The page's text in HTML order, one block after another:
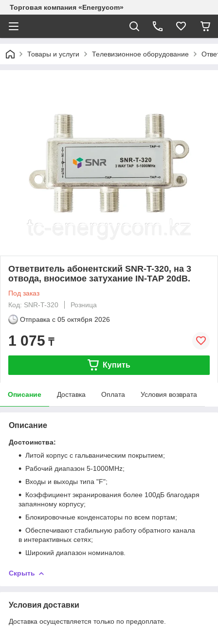
Торговая компания «Energycom»
Товары и услуги Телевизионное оборудование
Ответвитель абонентский SNR-T-320, на 3
отвода, вносимое затухание IN-TAP 20dB.
Под заказ
Код: SNR-T-320
Розница
Отправка с 05 октября 2026
1 075 ₸
Купить
Описание Доставка Оплата Условия возврата
Описание
Достоинства:
Литой корпус с гальваническим покрытием;
Рабочий диапазон 5-1000MHz;
Входы и выходы типа "F";
Коэффициент экранирования более 100дБ благодаря
запаянному корпусу;
Блокировочные конденсаторы по всем портам;
Обеспечивают стабильную работу обратного канала
в интерактивных сетях;
Широкий диапазон номиналов.
Скрыть
Условия доставки
Доставка осуществляется только по предоплате.